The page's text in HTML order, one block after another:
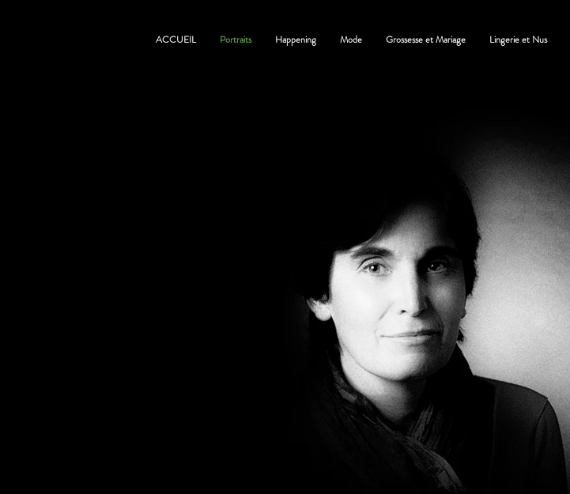
ACCUEIL Portraits Happening Mode Grossesse et Mariage Lingerie et Nus